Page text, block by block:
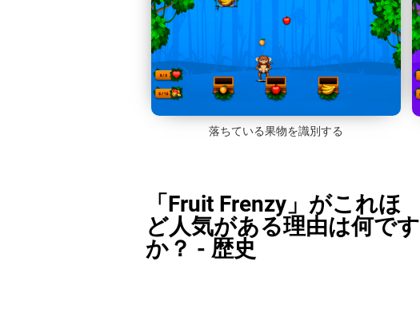
落ちている果物を識別する
「Fruit Frenzy」がこれほ
ど人気がある理由は何です
か？ - 歴史